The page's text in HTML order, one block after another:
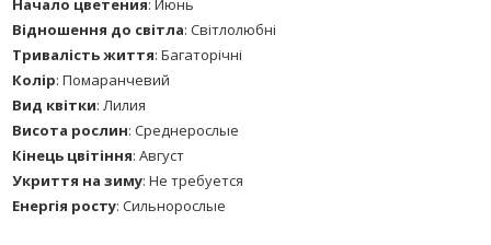
Відношення до світла: Світлолюбні
Тривалість життя: Багаторічні
Колір: Помаранчевий
Вид квітки: Лилия
Висота рослин: Среднерослые
Кінець цвітіння: Август
Укриття на зиму: Не требуется
Енергія росту: Сильнорослые